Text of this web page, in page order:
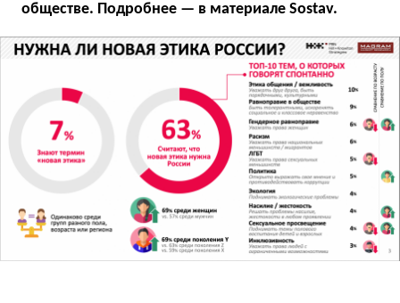
обществе. Подробнее — в материале Sostav.